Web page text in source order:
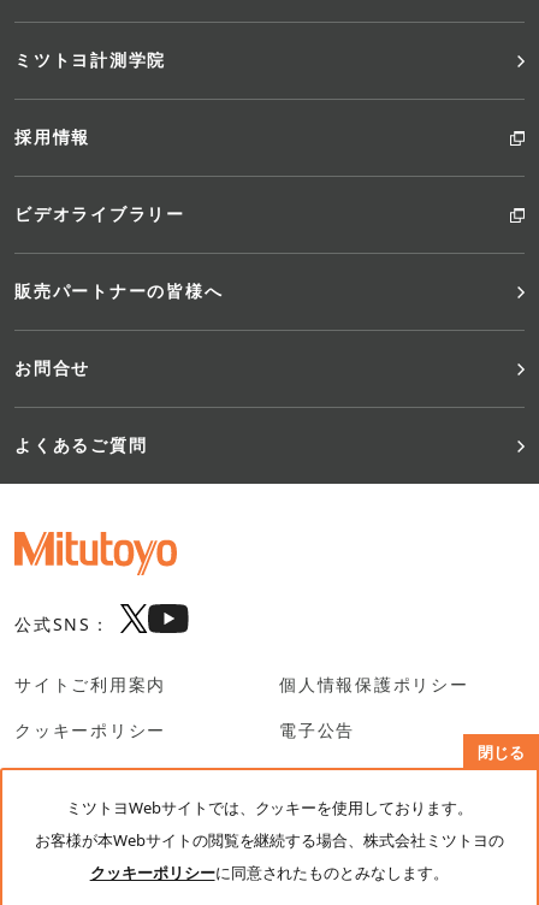
ミツトヨ計測学院
採用情報
ビデオライブラリー
販売パートナーの皆様へ
お問合せ
よくあるご質問
公式SNS：
サイトご利用案内
個人情報保護ポリシー
クッキーポリシー
電子公告
SNS利用規約
© Mitutoyo Corporation. All rights reserved.
ミツトヨWebサイトでは、クッキーを使用しております。
お客様が本Webサイトの閲覧を継続する場合、株式会社ミツトヨの
クッキーポリシーに同意されたものとみなします。
閉じる